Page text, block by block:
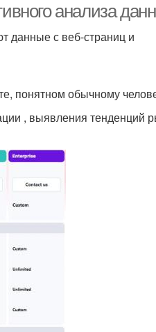
анализа
данные с веб-страниц и
понятном обычному
, выявления тенденций